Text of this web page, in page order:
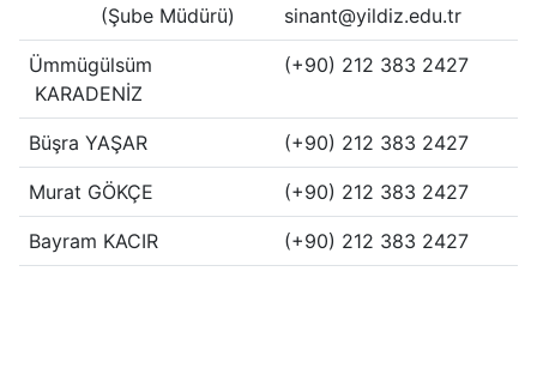
(Şube Müdürü)
sinant@yildiz.edu.tr
Ümmügülsüm
KARADENİZ
(+90) 212 383 2427
Büşra YAŞAR (+90) 212 383 2427
Murat GÖKÇE (+90) 212 383 2427
Bayram KACIR (+90) 212 383 2427